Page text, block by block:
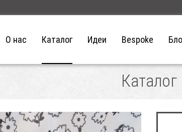
О нас Каталог Идеи Bespoke
Каталог